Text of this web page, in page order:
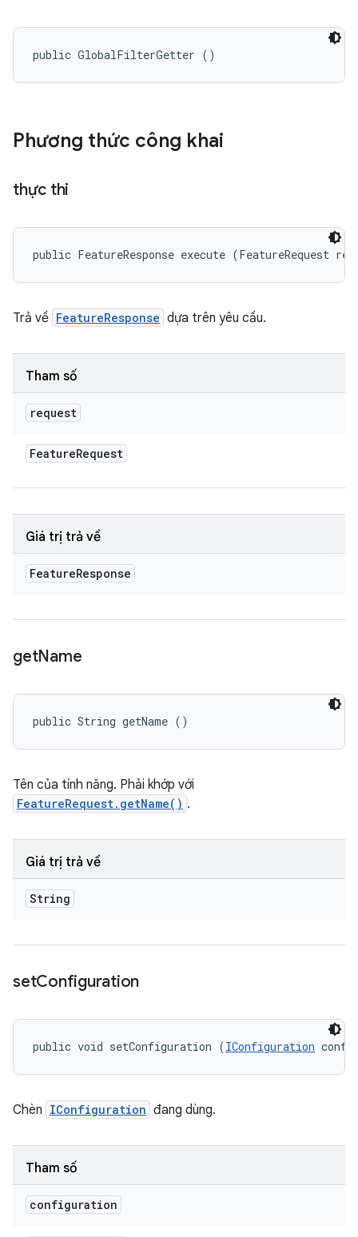
public GlobalFilterGetter ()
Phương thức công khai
thực thi
public FeatureResponse execute (FeatureRequest
Trả về FeatureResponse dựa trên yêu cầu.
Tham số
request
FeatureRequest
Giá trị trả về
FeatureResponse
getName
public String getName ()
Tên của tính năng. Phải khớp với
FeatureRequest.getName() .
Giá trị trả về
String
setConfiguration
public void setConfiguration (IConfiguration
Chèn IConfiguration đang dùng.
Tham số
configuration